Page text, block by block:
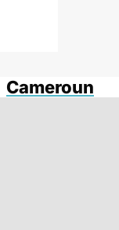
Cameroun